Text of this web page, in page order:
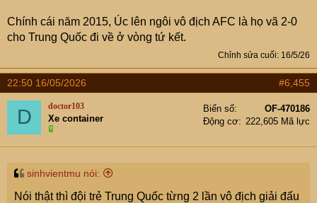
Chính cái năm 2015, Úc lên ngôi vô địch AFC là họ vã 2-0
cho Trung Quốc đi về ở vòng tứ kết.
Chỉnh sửa cuối: 16/5/26
22:50 16/05/2026 #6,455
D doctor103
Xe container
Biển số
OF-470186
Động cơ
222,605 Mã lực
sinhvientmu nói:
Nói thật thì đội trẻ Trung Quốc từng 2 lần vô địch giải đấu